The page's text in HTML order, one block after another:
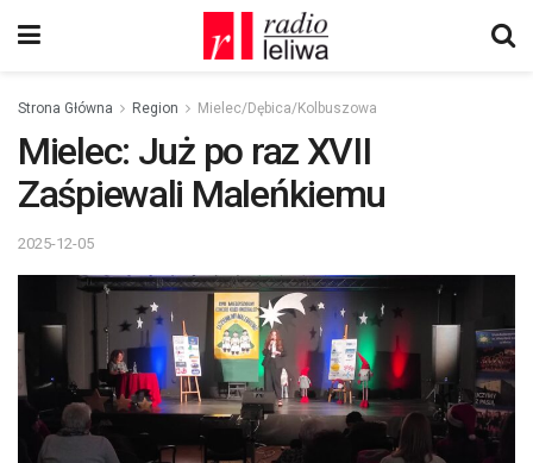
Strona Główna Region Mielec/Dębica/Kolbuszowa
Mielec: Już po raz XVII
Zaśpiewali Maleńkiemu
2025-12-05